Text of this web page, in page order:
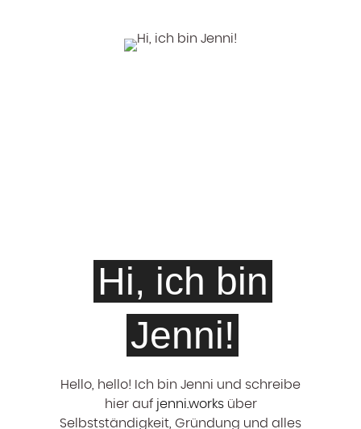
Hi, ich bin
Jenni!
Hello, hello! ‍Ich bin Jenni und schreibe
hier auf jenni.worksüber
Selbstständigkeit, Gründung und alles